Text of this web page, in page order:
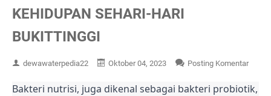
KEHIDUPAN SEHARI-HARI
BUKITTINGGI
dewawaterpedia22 Oktober 04, 2023 Posting Komentar
Bakteri nutrisi, juga dikenal sebagai bakteri probiotik,